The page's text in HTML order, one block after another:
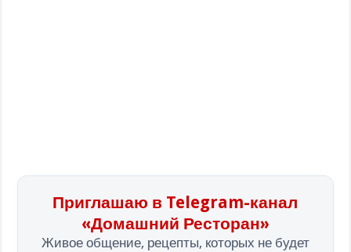
Приглашаю в Telegram-канал
«Домашний Ресторан»
Живое общение, рецепты, которых не будет